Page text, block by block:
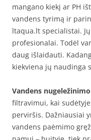
mangano kiekį ar PH
vandens tyrimą ir
ltaqua.lt specialistai.
profesionalai. Todėl
daug išlaidauti.
kiekviena jų naudinga
Vandens
filtravimui, kai
perviršis. Dažniausiai
vandens paėmimo